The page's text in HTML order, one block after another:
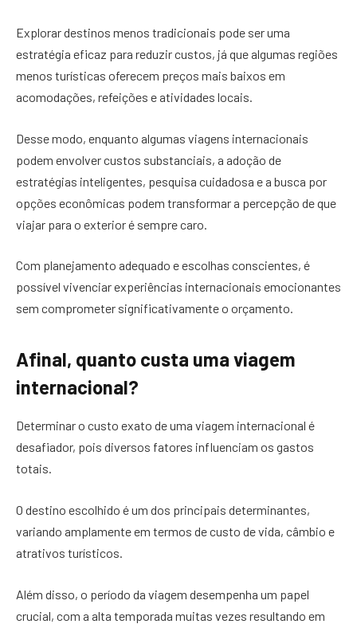
Explorar destinos menos tradicionais pode ser uma
estratégia eficaz para reduzir custos, já que algumas regiões
menos turísticas oferecem preços mais baixos em
acomodações, refeições e atividades locais.
Desse modo, enquanto algumas viagens internacionais
podem envolver custos substanciais, a adoção de
estratégias inteligentes, pesquisa cuidadosa e a busca por
opções econômicas podem transformar a percepção de que
viajar para o exterior é sempre caro.
Com planejamento adequado e escolhas conscientes, é
possível vivenciar experiências internacionais emocionantes
sem comprometer significativamente o orçamento.
Afinal, quanto custa uma viagem
internacional?
Determinar o custo exato de uma viagem internacional é
desafiador, pois diversos fatores influenciam os gastos
totais.
O destino escolhido é um dos principais determinantes,
variando amplamente em termos de custo de vida, câmbio e
atrativos turísticos.
Além disso, o período da viagem desempenha um papel
crucial, com a alta temporada muitas vezes resultando em